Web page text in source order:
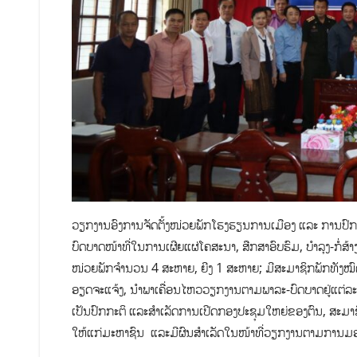
ວຽກ​ງານ​ອົງ​ການ​ຈັດ​ຕັ້ງ​ໜ່ວຍ​ພັກ​ໂຮງ​ຮຽນ​ການ​ເມືອງ ແລະ ການ​
ບົດ​ບາດ​ໜ້າ​ທີ່​ໃນ​ການ​ເຜີຍ​ແຜ່​ໂຄ​ສະ​ນາ, ສືກ​ສາ​ອົບ​ຮົມ, ບຳ​ລຸງ​-ກໍ່​
ໜ່ວຍພັກຈຳ​ນວນ 4 ສະຫາຍ, ຍີງ 1 ສະ​ຫາຍ; ມີ​ສະ​ມາ​ຊິກ​ພັກທັງ​ໝົ
ອຽດ​ຈະ​ແຈ້ງ, ​ນຳ​ພາ​ເຄື່ອນ​ໄຫວ​ວຽກ​ງານຕາມ​ພາ​ລະ-​ບົດ​ບາດ​ຢູ່​ແ
ເປັນ​ປົກ​ກະ​ຕິ ແລະ​ສຳ​ເລັດ​ການ​ເປີດກອງ​ປະ​ຊຸ​ມ​ໃຫຍ່​ຂອງ​ຕົນ, ສະ​
ໃຫ້​ແກ່​ມະ​ຫາ​ຊົນ ແລະມີ​ຜົນ​ສຳ​ເລັດ​ໃນ​ໜ້າ​ທີ​່ວຽກ​ງານ​ຕາມ​ການ